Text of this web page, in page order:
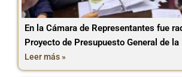
En la Cámara de Representantes fue
Proyecto de Presupuesto General de la
Leer más »